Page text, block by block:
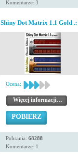
Komentarze: 3
Shiny Dot Matrix 1.1 Gold
Ocena:
Więcej informacji…
POBIERZ
Pobrania: 68288
Komentarze: 1